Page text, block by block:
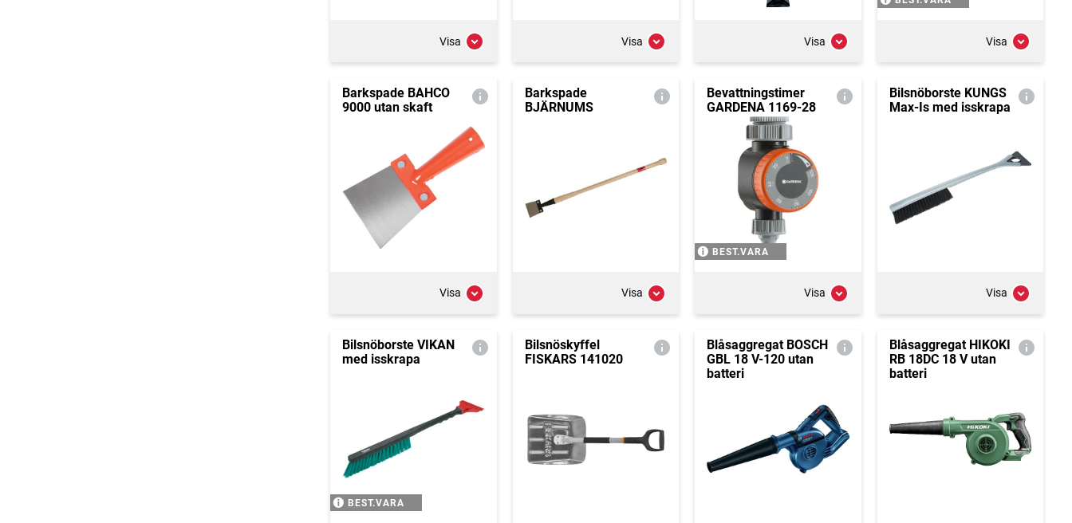
Visa Visa Visa Visa
Barkspade BAHCO
9000 utan skaft
Visa
Barkspade
BJÄRNUMS
Visa
Bevattningstimer
GARDENA 1169-28
BEST.VARA
Visa
Bilsnöborste KUNGS
Max-Is med isskrapa
Visa
Bilsnöborste VIKAN
med isskrapa
BEST.VARA
Bilsnöskyffel
FISKARS 141020
Blåsaggregat BOSCH
GBL 18 V-120 utan
batteri
Blåsaggregat HIKOKI
RB 18DC 18 V utan
batteri